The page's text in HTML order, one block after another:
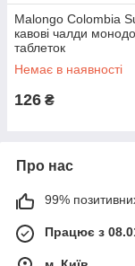
Malongo Colombia
кавові чалди
таблеток
Немає в наявності
126 ₴
Про нас
99%
Працює з